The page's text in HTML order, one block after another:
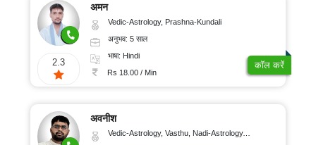
2.3
अमन
Vedic-Astrology, Prashna-Kundali
अनुभव: 5 साल
भाषा: Hindi
Rs 18.00 / Min
कॉल करें
अवनीश
Vedic-Astrology, Vasthu, Nadi-Astrology, Psychology